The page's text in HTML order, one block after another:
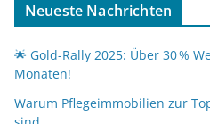
Neueste Nachrichten
🌟 Gold-Rally 2025: Über 30 %
Monaten!
Warum Pflegeimmobilien zur